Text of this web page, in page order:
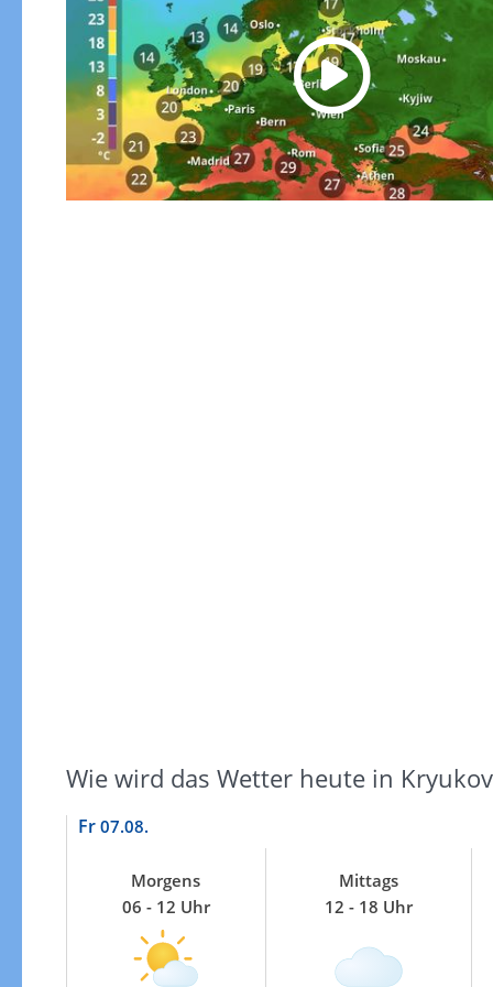
Wie wird das Wetter heute in
Fr 07.08.
Morgens
06 - 12 Uhr
Mittags
12 - 18 Uhr
Gewitterrisiko in 3h